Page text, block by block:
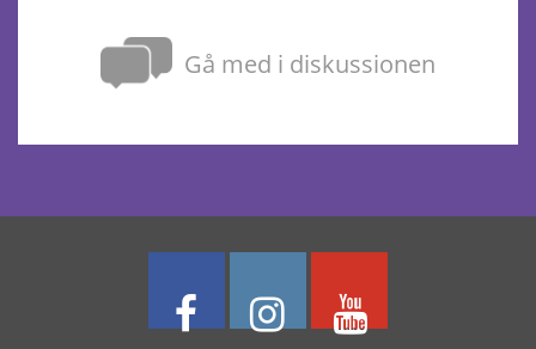
Gå med i diskussionen